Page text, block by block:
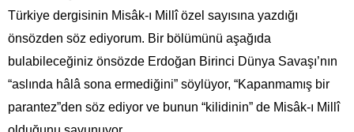
Türkiye dergisinin Misâk-ı Millî özel sayısına yazdığı
önsözden söz ediyorum. Bir bölümünü aşağıda
bulabileceğiniz önsözde Erdoğan Birinci Dünya Savaşı’nın
“aslında hâlâ sona ermediğini” söylüyor, “Kapanmamış bir
parantez”den söz ediyor ve bunun “kilidinin” de Misâk-ı Millî